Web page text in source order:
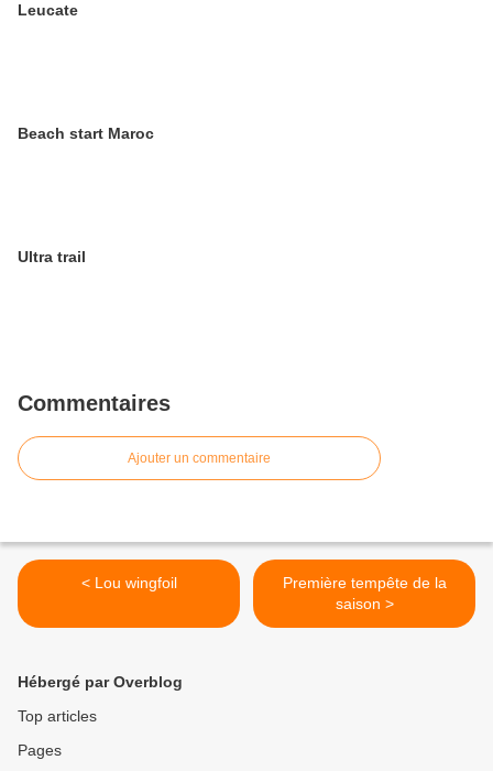
Leucate
Beach start Maroc
Ultra trail
Commentaires
Ajouter un commentaire
< Lou wingfoil
Première tempête de la
saison >
Hébergé par Overblog
Top articles
Pages